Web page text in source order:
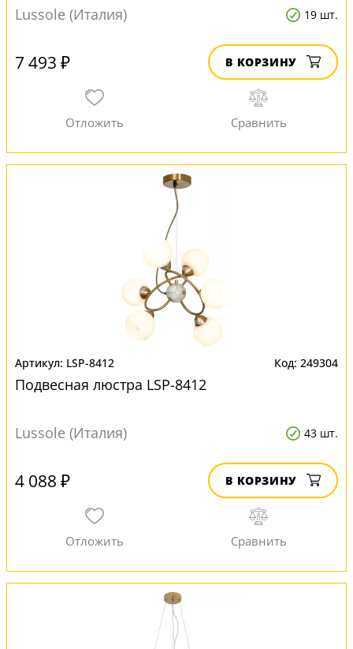
Lussole (Италия) 19 шт.
7 493 ₽ В КОРЗИНУ
LSP-8412 249304
Подвесная люстра LSP-8412
Lussole (Италия) 43 шт.
4 088 ₽ В КОРЗИНУ